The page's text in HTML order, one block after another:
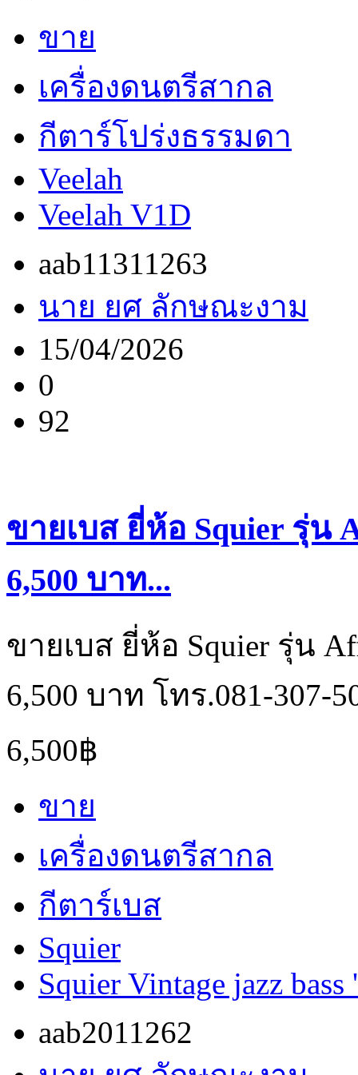
ขาย
เครื่องดนตรีสากล
กีตาร์โปร่งธรรมดา
Veelah
Veelah V1D
aab11311263
นาย ยศ ลักษณะงาม
15/04/2026
0
92
ขายเบส ยี่ห้อ Squier รุ่น
6,500 บาท...
ขายเบส ยี่ห้อ Squier รุ่น
6,500 บาท โทร.081-307-
6,500฿
ขาย
เครื่องดนตรีสากล
กีตาร์เบส
Squier
Squier Vintage jazz
aab2011262